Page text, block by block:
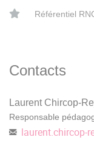
Référentiel
Contacts
Laurent Chircop-
Responsable
laurent.chircop-